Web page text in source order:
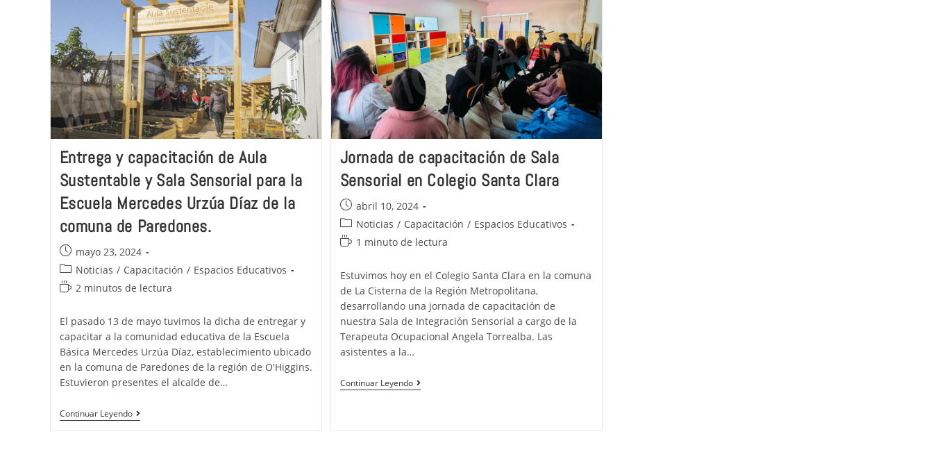
Entrega y capacitación de Aula
Sustentable y Sala Sensorial para la
Escuela Mercedes Urzúa Díaz de la
comuna de Paredones.
mayo 23, 2024
Noticias / Capacitación / Espacios Educativos
2 minutos de lectura
El pasado 13 de mayo tuvimos la dicha de entregar y
capacitar a la comunidad educativa de la Escuela
Básica Mercedes Urzúa Díaz, establecimiento ubicado
en la comuna de Paredones de la región de O'Higgins.
Estuvieron presentes el alcalde de…
Continuar Leyendo
Jornada de capacitación de Sala
Sensorial en Colegio Santa Clara
abril 10, 2024
Noticias / Capacitación / Espacios Educativos
1 minuto de lectura
Estuvimos hoy en el Colegio Santa Clara en la comuna
de La Cisterna de la Región Metropolitana,
desarrollando una jornada de capacitación de
nuestra Sala de Integración Sensorial a cargo de la
Terapeuta Ocupacional Angela Torrealba. Las
asistentes a la…
Continuar Leyendo